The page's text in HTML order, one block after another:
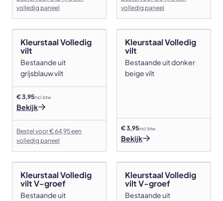
volledig paneel
volledig paneel
Kleurstaal Volledig
vilt
Bestaande uit
grijsblauw vilt
€ 3,95incl. btw.
Bekijk
Bestel voor € 64,95 een
volledig paneel
Kleurstaal Volledig
vilt
Bestaande uit donker
beige vilt
€ 3,95incl. btw.
Bekijk
Kleurstaal Volledig
vilt V-groef
Bestaande uit
Kleurstaal Volledig
vilt V-groef
Bestaande uit